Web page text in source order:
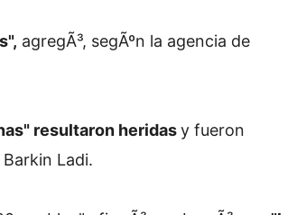
agregÃ³, segÃºn la agencia de
resultaron heridasy fueron
Ladi.